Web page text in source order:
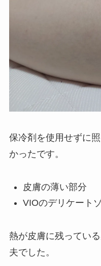
保冷剤を使用せずに
かったです。
皮膚の薄い部分
VIOのデリケート
熱が皮膚に残ってい
夫でした。